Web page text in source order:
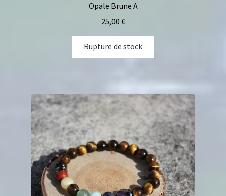
Opale Brune A
25,00 €
Rupture de stock